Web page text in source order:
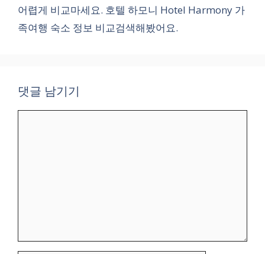
어렵게 비교마세요. 호텔 하모니 Hotel Harmony 가
족여행 숙소 정보 비교검색해봤어요.
댓글 남기기